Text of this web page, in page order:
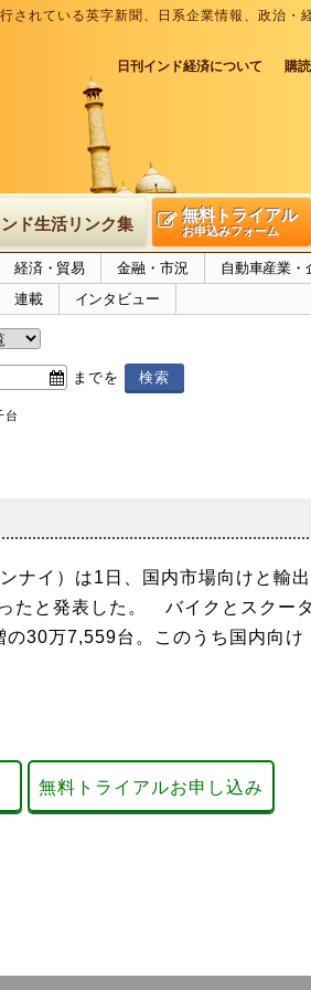
されている英字新聞、日系企業情報、政治
日刊インド経済について 購
ド生活リンク集 無料トライアル
お申込みフォーム
経済・貿易 金融・市況
自動車産業・
連載 インタビュー
までを
台
ナイ）は1日、国内市場向けと輸出
たと発表した。 バイクとスクータ
30万7,559台。このうち国内向け
無料トライアルお申し込み